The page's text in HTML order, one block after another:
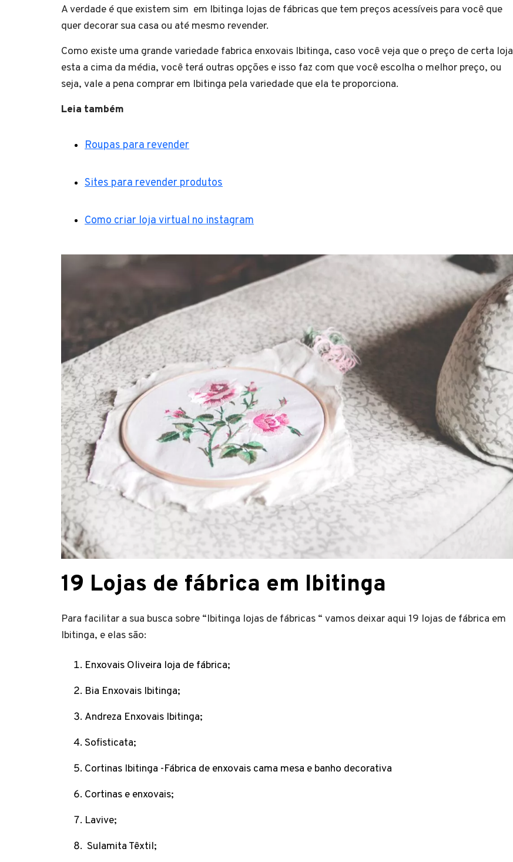
A verdade é que existem sim em Ibitinga lojas de fábricas que tem preços acessíveis para você que
quer decorar sua casa ou até mesmo revender.
Como existe uma grande variedade fabrica enxovais Ibitinga, caso você veja que o preço de certa loja
esta a cima da média, você terá outras opções e isso faz com que você escolha o melhor preço, ou
seja, vale a pena comprar em Ibitinga pela variedade que ela te proporciona.
Leia também
Roupas para revender
Sites para revender produtos
Como criar loja virtual no instagram
19 Lojas de fábrica em Ibitinga
Para facilitar a sua busca sobre “Ibitinga lojas de fábricas “ vamos deixar aqui 19 lojas de fábrica em
Ibitinga, e elas são:
Enxovais Oliveira loja de fábrica;
Bia Enxovais Ibitinga;
Andreza Enxovais Ibitinga;
Sofisticata;
Cortinas Ibitinga -Fábrica de enxovais cama mesa e banho decorativa
Cortinas e enxovais;
Lavive;
Sulamita Têxtil;